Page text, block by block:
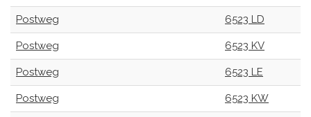
Postweg 6523 LD
Postweg 6523 KV
Postweg 6523 LE
Postweg 6523 KW